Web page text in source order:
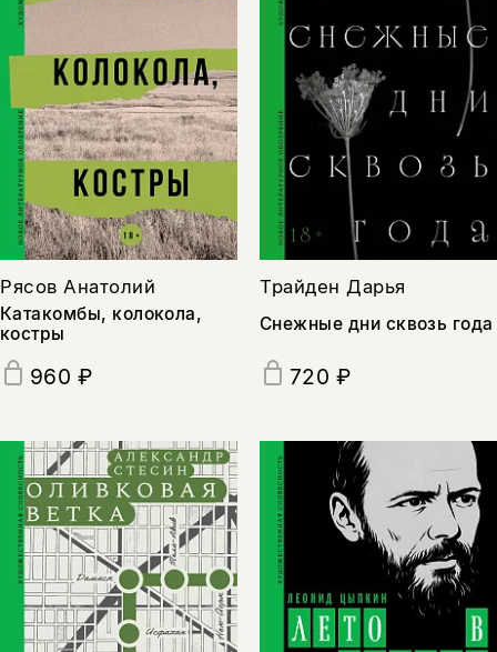
Рясов Анатолий
Катакомбы, колокола,
костры
960 ₽
Трайден Дарья
Снежные дни сквозь года
720 ₽